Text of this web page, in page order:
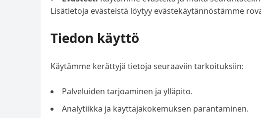
Lisätietoja evästeistä löytyy evästekäytännöstämme
Tiedon käyttö
Käytämme kerättyjä tietoja seuraaviin tarkoituksiin:
Palveluiden tarjoaminen ja ylläpito.
Analytiikka ja käyttäjäkokemuksen parantaminen.